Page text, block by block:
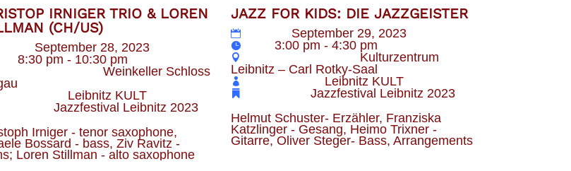
IRNIGER TRIO & LOREN
(CH/US)
September 28, 2023
8:30 pm - 10:30 pm
Veranstaltungsort
Weinkeller Schloss
Leibnitz KULT
Jazzfestival Leibnitz 2023
Irniger - tenor saxophone,
Bossard - bass, Ziv Ravitz -
Loren Stillman - alto saxophone
JAZZ FOR KIDS: DIE JAZZGEISTER
September 29, 2023
3:00 pm - 4:30 pm
Veranstaltungsort
Kulturzentrum
Leibnitz – Carl Rotky-Saal
Leibnitz KULT
Jazzfestival Leibnitz 2023
Helmut Schuster- Erzähler, Franziska
Katzlinger - Gesang, Heimo Trixner -
Gitarre, Oliver Steger- Bass, Arrangements